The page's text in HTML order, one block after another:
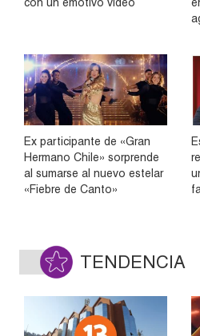
Ex participante de «Gran
Hermano Chile» sorprende
al sumarse al nuevo estelar
«Fiebre de Canto»
TENDENCIA